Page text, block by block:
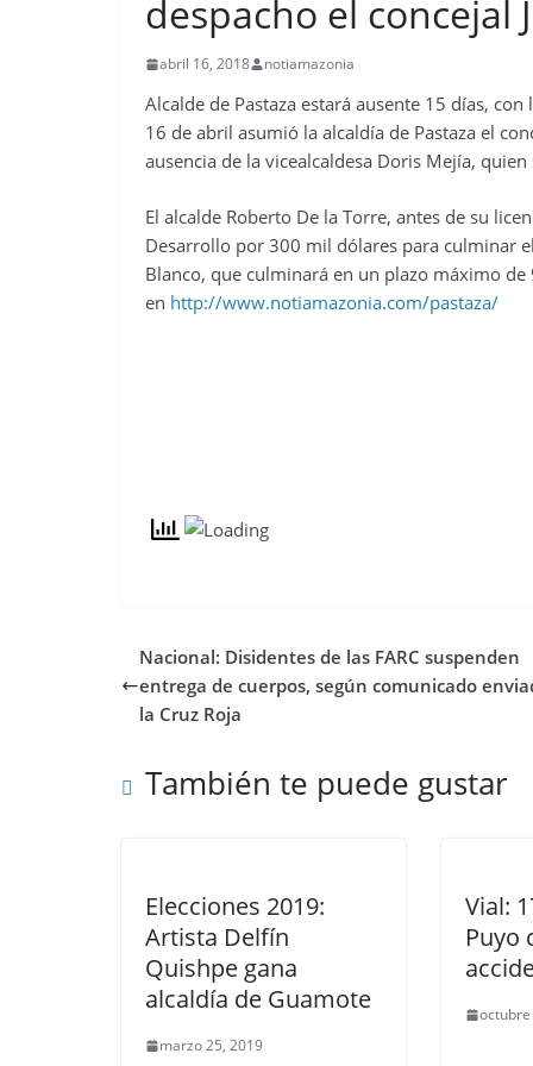
despacho el concejal
abril 16, 2018 notiamazonia
Alcalde de Pastaza estará ausente 15 días,
16 de abril asumió la alcaldía de Pastaza el
ausencia de la vicealcaldesa Doris Mejía,
El alcalde Roberto De la Torre, antes de su
Desarrollo por 300 mil dólares para culminar
Blanco, que culminará en un plazo máximo
en http://www.notiamazonia.com/pastaza/
Nacional: Disidentes de las FARC suspenden
entrega de cuerpos, según comunicado
la Cruz Roja
También te puede gustar
Elecciones 2019:
Artista Delfín
Quishpe gana
alcaldía de Guamote
marzo 25, 2019
Vial:
Puyo